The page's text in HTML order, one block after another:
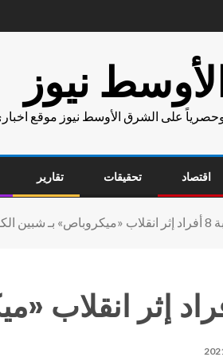
نيوز
وحصرياً على الشرق الأوسط نيوز موقع
اقتصاد تحقيقات تقارير
الكوم